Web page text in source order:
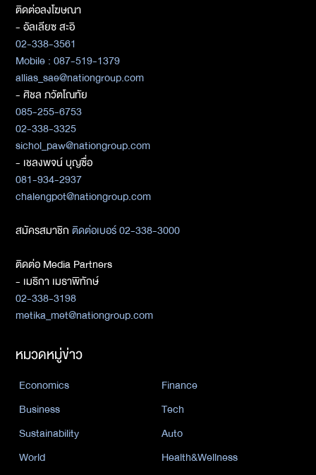
ติดต่อลงโฆษณา
- อัลเลียซ สะอิ
02-338-3561
Mobile : 087-519-1379
allias_sae@nationgroup.com
- ศิชล ภวัตโณทัย
085-255-6753
02-338-3325
sichol_paw@nationgroup.com
- เชลงพจน์ บุญซื่อ
081-934-2937
chalengpot@nationgroup.com
สมัครสมาชิกติดต่อเบอร์ 02-338-3000
ติดต่อ Media Partners
- เมธิกา เมธาพิทักษ์
02-338-3198
metika_met@nationgroup.com
หมวดหมู่ข่าว
Economics
Finance
Business
Tech
Sustainability
Auto
World
Health&Wellness